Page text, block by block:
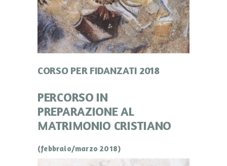
CORSO PER FIDANZATI 2018
PERCORSO IN
PREPARAZIONE AL
MATRIMONIO CRISTIANO
(febbraio/marzo 2018)